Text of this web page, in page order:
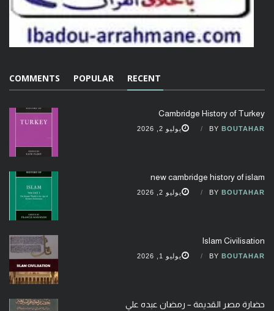
RECENT
POPULAR
COMMENTS
Cambridge History of Turkey
BY BOUTAHAR يوليو 2, 2026
new cambridge history of islam
BY BOUTAHAR يوليو 2, 2026
Islam Civilisation
BY BOUTAHAR يوليو 1, 2026
حضارة مصر القديمة – رمضان عبده علي